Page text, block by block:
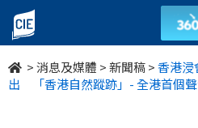
香
港
浸
>消息及媒體 >新聞稿>香港浸
出 「香港自然蹤跡」- 全港首個